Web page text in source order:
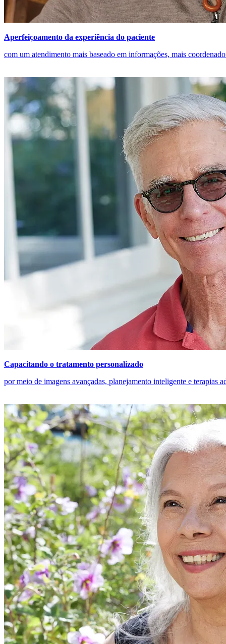
Aperfeiçoamento da experiência do paciente
com um atendimento mais baseado em informações, mais
Capacitando o tratamento personalizado
por meio de imagens avançadas, planejamento inteligente e terapias